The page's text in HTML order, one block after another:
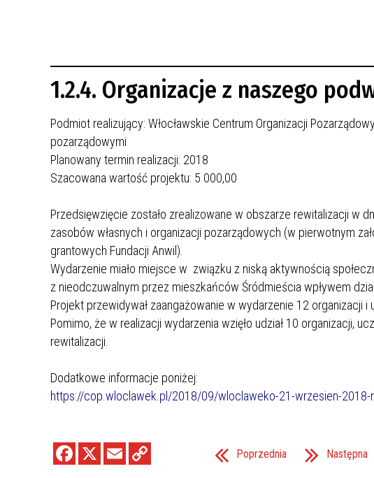
1.2.4. Organizacje z naszego
Podmiot realizujący: Włocławskie Centrum Organizacji
pozarządowymi
Planowany termin realizacji: 2018
Szacowana wartość projektu: 5 000,00
Przedsięwzięcie zostało zrealizowane w obszarze rewitalizacji w
zasobów własnych i organizacji pozarządowych (w pierwotnym
grantowych Fundacji Anwil).
Wydarzenie miało miejsce w związku z niską aktywnością
z nieodczuwalnym przez mieszkańców Śródmieścia wpływem
Projekt przewidywał zaangażowanie w wydarzenie 12 organizacji
Pomimo, że w realizacji wydarzenia wzięło udział 10 organizacji,
rewitalizacji.
Dodatkowe informacje poniżej:
https://cop.wloclawek.pl/2018/09/wloclaweko-21-wrzesien-2018-
Poprzednia Następna